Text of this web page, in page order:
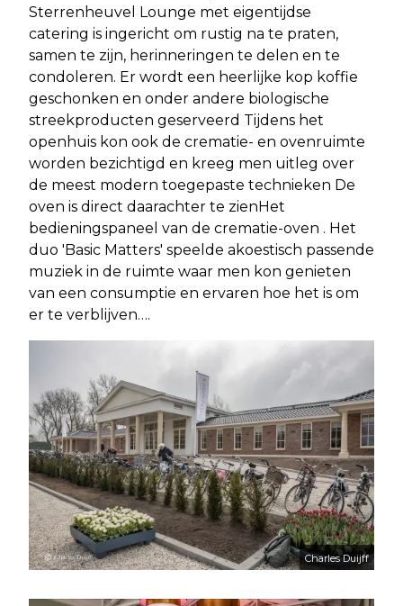
Sterrenheuvel Lounge met eigentijdse
catering is ingericht om rustig na te praten,
samen te zijn, herinneringen te delen en te
condoleren. Er wordt een heerlijke kop koffie
geschonken en onder andere biologische
streekproducten geserveerd Tijdens het
openhuis kon ook de crematie- en ovenruimte
worden bezichtigd en kreeg men uitleg over
de meest modern toegepaste technieken De
oven is direct daarachter te zienHet
bedieningspaneel van de crematie-oven . Het
duo 'Basic Matters' speelde akoestisch passende
muziek in de ruimte waar men kon genieten
van een consumptie en ervaren hoe het is om
er te verblijven….
Charles Duijff